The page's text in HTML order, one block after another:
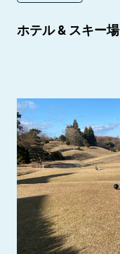
ホテル & スキー場